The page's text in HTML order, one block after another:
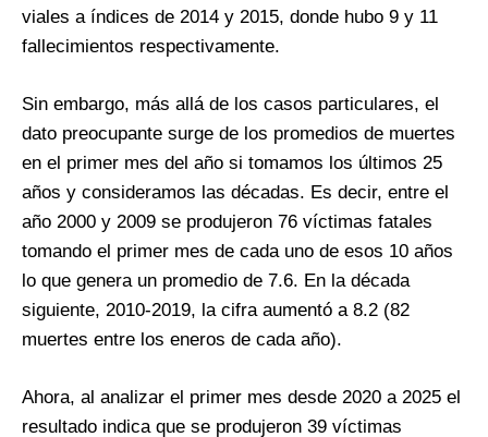
viales a índices de 2014 y 2015, donde hubo 9 y 11
fallecimientos respectivamente.
Sin embargo, más allá de los casos particulares, el
dato preocupante surge de los promedios de muertes
en el primer mes del año si tomamos los últimos 25
años y consideramos las décadas. Es decir, entre el
año 2000 y 2009 se produjeron 76 víctimas fatales
tomando el primer mes de cada uno de esos 10 años
lo que genera un promedio de 7.6. En la década
siguiente, 2010-2019, la cifra aumentó a 8.2 (82
muertes entre los eneros de cada año).
Ahora, al analizar el primer mes desde 2020 a 2025 el
resultado indica que se produjeron 39 víctimas